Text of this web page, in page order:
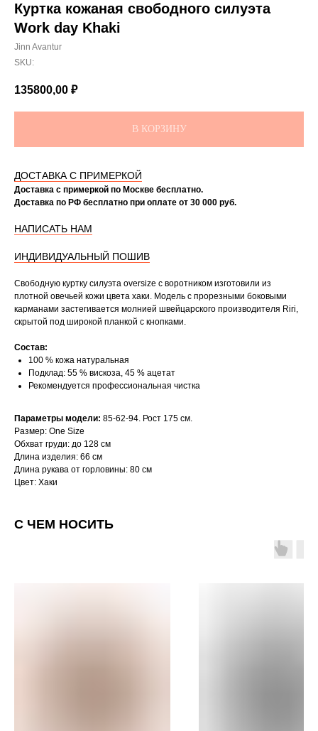
Куртка кожаная свободного силуэта
Work day Khaki
Jinn Avantur
SKU:
135800,00 ₽
В КОРЗИНУ
ДОСТАВКА С ПРИМЕРКОЙ
Доставка с примеркой по Москве бесплатно.
Доставка по РФ бесплатно при оплате от 30 000 руб.
НАПИСАТЬ НАМ
ИНДИВИДУАЛЬНЫЙ ПОШИВ
Свободную куртку силуэта oversize с воротником изготовили из
плотной овечьей кожи цвета хаки. Модель с прорезными боковыми
карманами застегивается молнией швейцарского производителя Riri,
скрытой под широкой планкой с кнопками.
Состав:
100 % кожа натуральная
Подклад: 55 % вискоза, 45 % ацетат
Рекомендуется профессиональная чистка
Параметры модели: 85-62-94. Рост 175 см.
Размер: One Size
Обхват груди: до 128 см
Длина изделия: 66 см
Длина рукава от горловины: 80 см
Цвет: Хаки
С ЧЕМ НОСИТЬ